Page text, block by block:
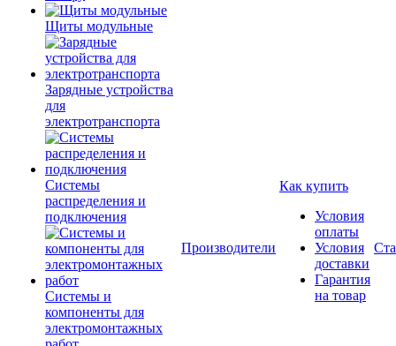
Щиты модульные
Зарядные устройства
для
электротранспорта
Системы
распределения и
подключения
Системы и
компоненты для
электромонтажных
Производители
Как купить
Условия
оплаты
Условия
доставки
Гарантия
на товар